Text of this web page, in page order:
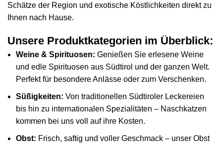
Schätze der Region und exotische Köstlichkeiten direkt zu
Ihnen nach Hause.
Unsere Produktkategorien im Überblick:
Weine & Spirituosen: Genießen Sie erlesene Weine
und edle Spirituosen aus Südtirol und der ganzen Welt.
Perfekt für besondere Anlässe oder zum Verschenken.
Süßigkeiten: Von traditionellen Südtiroler Leckereien
bis hin zu internationalen Spezialitäten – Naschkatzen
kommen bei uns voll auf ihre Kosten.
Obst: Frisch, saftig und voller Geschmack – unser Obst